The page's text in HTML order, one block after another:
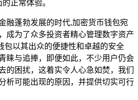
正常体验。
融蓬勃发展的时代,加密货币钱包宛
成为了众多投资者精心管理数字资产
包以其出众的便捷性和卓越的安全
睐与追捧，即便如此，不少用户仍会
的困扰，这着实令人心急如焚，我们
析可能出现的原因，并提供切实可行